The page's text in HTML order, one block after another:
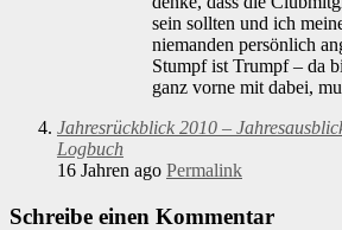
sein sollten und ich
niemanden persönlich
Stumpf ist Trumpf – da
ganz vorne mit dabei,
Jahresrückblick 2010 –
Logbuch
16 Jahren ago Permalink
Schreibe einen Kommentar